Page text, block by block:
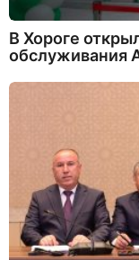
В Хороге
обслуживания